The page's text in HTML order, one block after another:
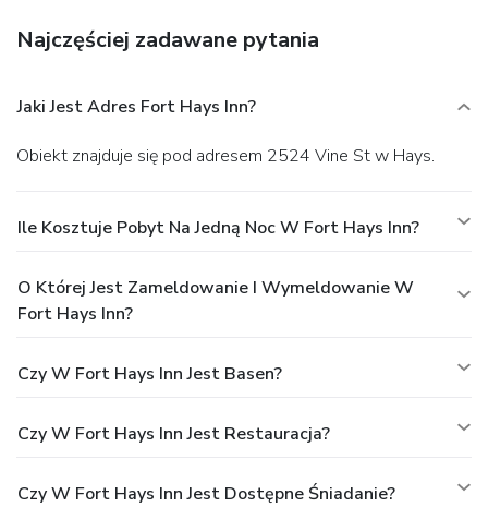
Najczęściej zadawane pytania
Jaki Jest Adres Fort Hays Inn?
Obiekt znajduje się pod adresem 2524 Vine St w Hays.
Ile Kosztuje Pobyt Na Jedną Noc W Fort Hays Inn?
O Której Jest Zameldowanie I Wymeldowanie W
Fort Hays Inn?
Czy W Fort Hays Inn Jest Basen?
Czy W Fort Hays Inn Jest Restauracja?
Czy W Fort Hays Inn Jest Dostępne Śniadanie?